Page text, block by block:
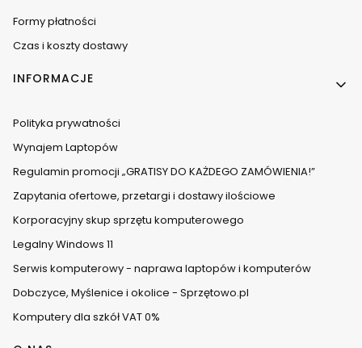
Formy płatności
Czas i koszty dostawy
INFORMACJE
Polityka prywatności
Wynajem Laptopów
Regulamin promocji „GRATISY DO KAŻDEGO ZAMÓWIENIA!”
Zapytania ofertowe, przetargi i dostawy ilościowe
Korporacyjny skup sprzętu komputerowego
Legalny Windows 11
Serwis komputerowy - naprawa laptopów i komputerów
Dobczyce, Myślenice i okolice - Sprzętowo.pl
Komputery dla szkół VAT 0%